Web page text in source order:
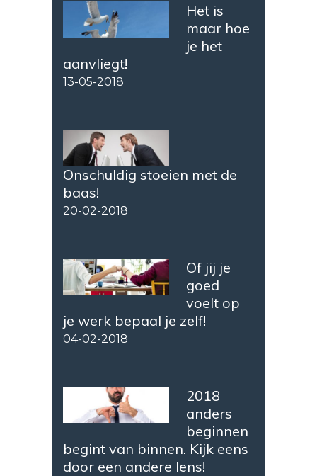
Het is
maar hoe
je het
aanvliegt!
13-05-2018
Onschuldig stoeien met de
baas!
20-02-2018
Of jij je
goed
voelt op
je werk bepaal je zelf!
04-02-2018
2018
anders
beginnen
begint van binnen. Kijk eens
door een andere lens!